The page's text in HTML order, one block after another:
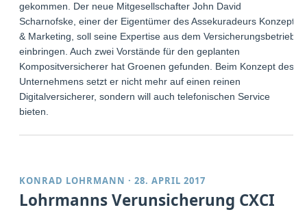
gekommen. Der neue Mitgesellschafter John David
Scharnofske, einer der Eigentümer des Assekuradeurs Konzept
& Marketing, soll seine Expertise aus dem Versicherungsbetrieb
einbringen. Auch zwei Vorstände für den geplanten
Kompositversicherer hat Groenen gefunden. Beim Konzept des
Unternehmens setzt er nicht mehr auf einen reinen
Digitalversicherer, sondern will auch telefonischen Service
bieten.
KONRAD LOHRMANN ·28. APRIL 2017
Lohrmanns Verunsicherung CXCI